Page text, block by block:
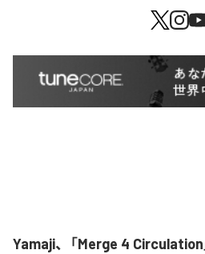
Yamaji、「Merge 4